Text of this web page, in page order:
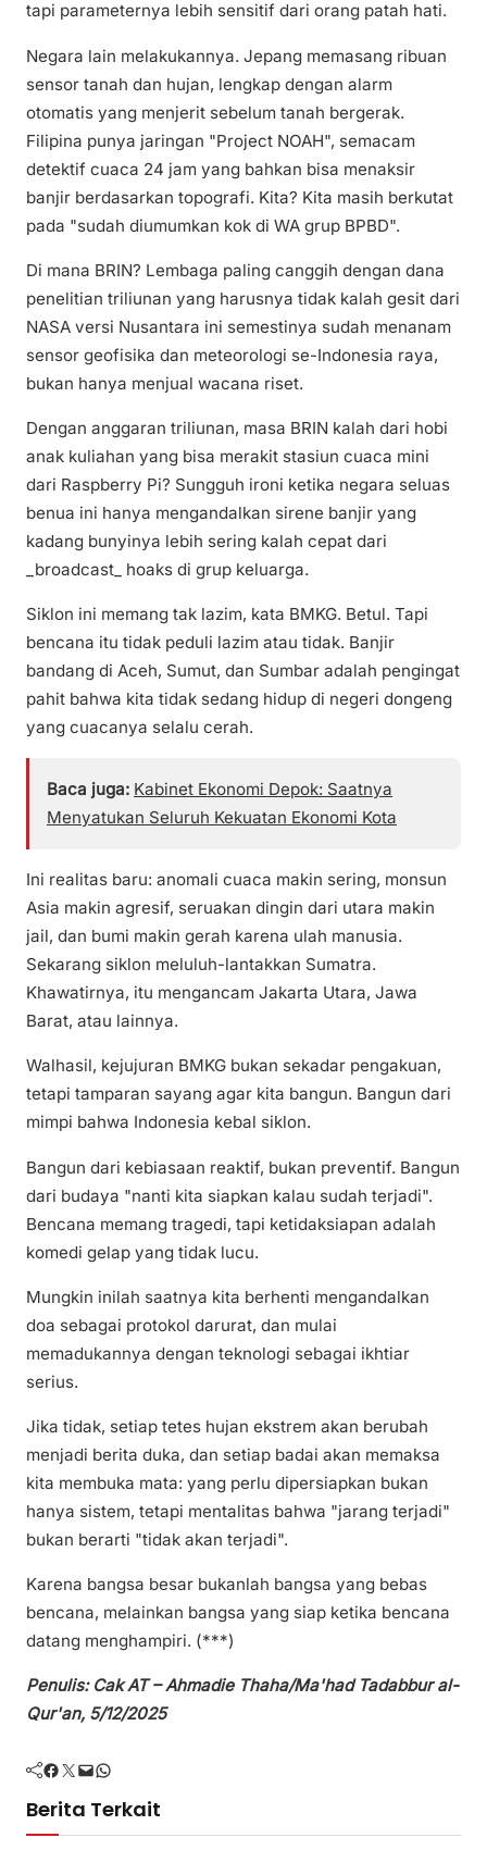
tapi parameternya lebih sensitif dari orang patah hati.
Negara lain melakukannya. Jepang memasang ribuan
sensor tanah dan hujan, lengkap dengan alarm
otomatis yang menjerit sebelum tanah bergerak.
Filipina punya jaringan "Project NOAH", semacam
detektif cuaca 24 jam yang bahkan bisa menaksir
banjir berdasarkan topografi. Kita? Kita masih berkutat
pada "sudah diumumkan kok di WA grup BPBD".
Di mana BRIN? Lembaga paling canggih dengan dana
penelitian triliunan yang harusnya tidak kalah gesit dari
NASA versi Nusantara ini semestinya sudah menanam
sensor geofisika dan meteorologi se-Indonesia raya,
bukan hanya menjual wacana riset.
Dengan anggaran triliunan, masa BRIN kalah dari hobi
anak kuliahan yang bisa merakit stasiun cuaca mini
dari Raspberry Pi? Sungguh ironi ketika negara seluas
benua ini hanya mengandalkan sirene banjir yang
kadang bunyinya lebih sering kalah cepat dari
_broadcast_ hoaks di grup keluarga.
Siklon ini memang tak lazim, kata BMKG. Betul. Tapi
bencana itu tidak peduli lazim atau tidak. Banjir
bandang di Aceh, Sumut, dan Sumbar adalah pengingat
pahit bahwa kita tidak sedang hidup di negeri dongeng
yang cuacanya selalu cerah.
Baca juga: Kabinet Ekonomi Depok: Saatnya
Menyatukan Seluruh Kekuatan Ekonomi Kota
Ini realitas baru: anomali cuaca makin sering, monsun
Asia makin agresif, seruakan dingin dari utara makin
jail, dan bumi makin gerah karena ulah manusia.
Sekarang siklon meluluh-lantakkan Sumatra.
Khawatirnya, itu mengancam Jakarta Utara, Jawa
Barat, atau lainnya.
Walhasil, kejujuran BMKG bukan sekadar pengakuan,
tetapi tamparan sayang agar kita bangun. Bangun dari
mimpi bahwa Indonesia kebal siklon.
Bangun dari kebiasaan reaktif, bukan preventif. Bangun
dari budaya "nanti kita siapkan kalau sudah terjadi".
Bencana memang tragedi, tapi ketidaksiapan adalah
komedi gelap yang tidak lucu.
Mungkin inilah saatnya kita berhenti mengandalkan
doa sebagai protokol darurat, dan mulai
memadukannya dengan teknologi sebagai ikhtiar
serius.
Jika tidak, setiap tetes hujan ekstrem akan berubah
menjadi berita duka, dan setiap badai akan memaksa
kita membuka mata: yang perlu dipersiapkan bukan
hanya sistem, tetapi mentalitas bahwa "jarang terjadi"
bukan berarti "tidak akan terjadi".
Karena bangsa besar bukanlah bangsa yang bebas
bencana, melainkan bangsa yang siap ketika bencana
datang menghampiri. (***)
Penulis: Cak AT – Ahmadie Thaha/Ma'had Tadabbur al-
Qur'an, 5/12/2025
Facebook Twitter Mail WhatsApp
Berita Terkait